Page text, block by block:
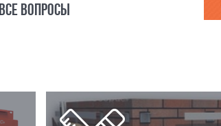
ВОПРОСЫ